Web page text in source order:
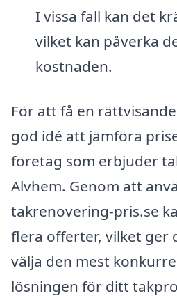
I vissa fall kan det
vilket kan påverka
kostnaden.
För att få en
god idé att jämföra
företag som erbjuder
Alvhem. Genom att
takrenovering-pris.se
flera offerter, vilket ger
välja den mest
lösningen för ditt